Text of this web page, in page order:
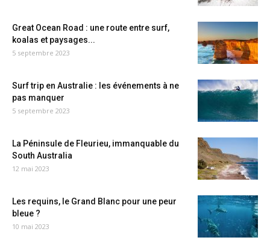
Great Ocean Road : une route entre surf,
koalas et paysages...
5 septembre 2023
Surf trip en Australie : les événements à ne
pas manquer
5 septembre 2023
La Péninsule de Fleurieu, immanquable du
South Australia
12 mai 2023
Les requins, le Grand Blanc pour une peur
bleue ?
10 mai 2023